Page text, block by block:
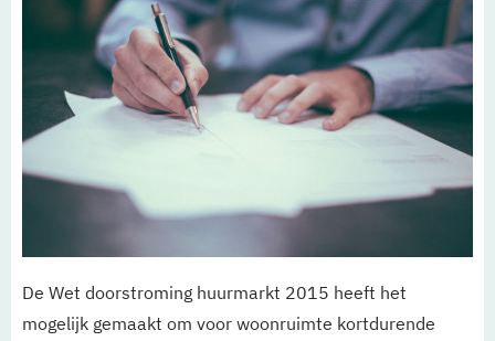
De Wet doorstroming huurmarkt 2015 heeft het
mogelijk gemaakt om voor woonruimte kortdurende